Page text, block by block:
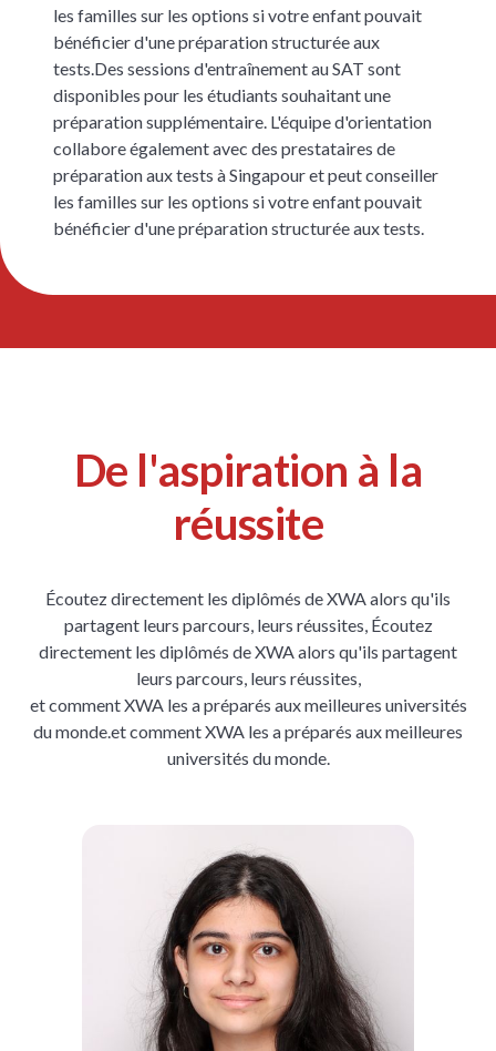
les familles sur les options si votre enfant pouvait
bénéficier d'une préparation structurée aux
tests.Des sessions d'entraînement au SAT sont
disponibles pour les étudiants souhaitant une
préparation supplémentaire. L'équipe d'orientation
collabore également avec des prestataires de
préparation aux tests à Singapour et peut conseiller
les familles sur les options si votre enfant pouvait
bénéficier d'une préparation structurée aux tests.
De l'aspiration à la
réussite
Écoutez directement les diplômés de XWA alors qu'ils
partagent leurs parcours, leurs réussites, Écoutez
directement les diplômés de XWA alors qu'ils partagent
leurs parcours, leurs réussites,
et comment XWA les a préparés aux meilleures universités
du monde.et comment XWA les a préparés aux meilleures
universités du monde.